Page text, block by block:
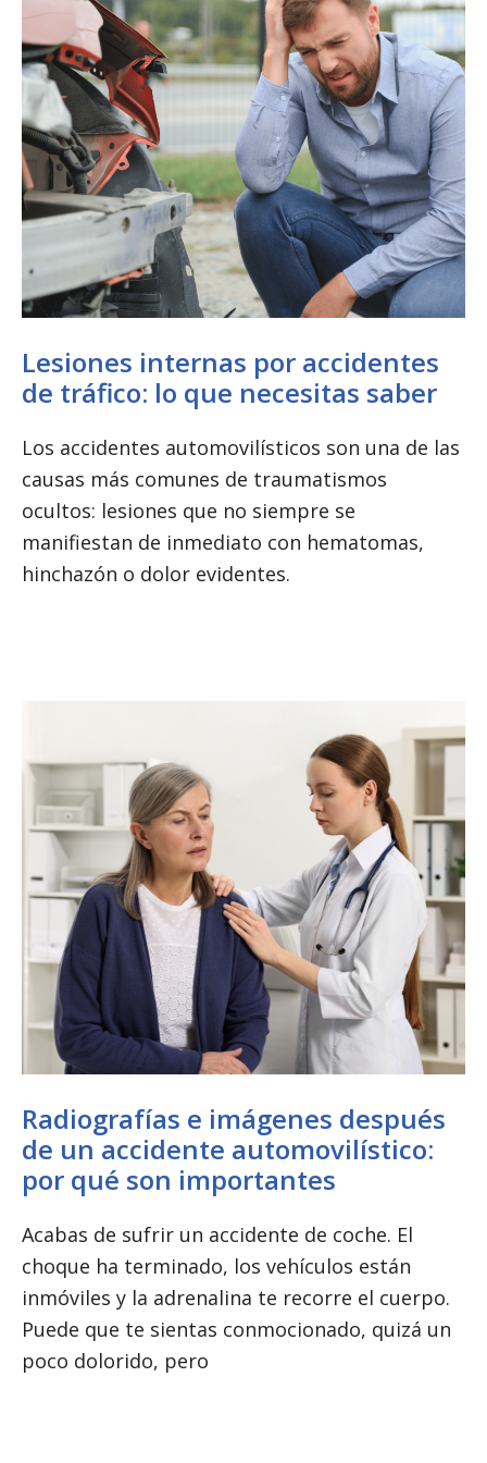
Lesiones internas por accidentes
de tráfico: lo que necesitas saber
Los accidentes automovilísticos son una de las
causas más comunes de traumatismos
ocultos: lesiones que no siempre se
manifiestan de inmediato con hematomas,
hinchazón o dolor evidentes.
Radiografías e imágenes después
de un accidente automovilístico:
por qué son importantes
Acabas de sufrir un accidente de coche. El
choque ha terminado, los vehículos están
inmóviles y la adrenalina te recorre el cuerpo.
Puede que te sientas conmocionado, quizá un
poco dolorido, pero